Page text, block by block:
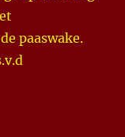
paaswake.